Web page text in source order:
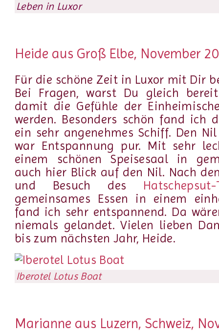
Leben in Luxor
Heide aus Groß Elbe, November
Für die schöne Zeit in Luxor mit Dir
Bei Fragen, warst Du gleich
damit die Gefühle der
werden. Besonders schön fand ich
ein sehr angenehmes Schiff. Den
war Entspannung pur. Mit sehr
einem schönen Speisesaal in
auch hier Blick auf den Nil. Nach
und Besuch des Hatschepsut-
gemeinsames Essen in einem
fand ich sehr entspannend. Da
niemals gelandet. Vielen lieben
bis zum nächsten Jahr, Heide.
Iberotel Lotus Boat
Marianne aus Luzern, Schweiz,